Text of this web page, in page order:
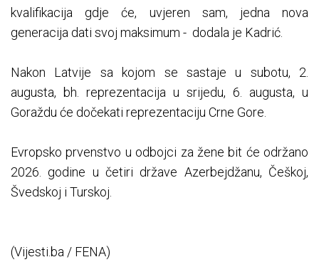
kvalifikacija gdje će, uvjeren sam, jedna nova
generacija dati svoj maksimum - dodala je Kadrić.
Nakon Latvije sa kojom se sastaje u subotu, 2.
augusta, bh. reprezentacija u srijedu, 6. augusta, u
Goraždu će dočekati reprezentaciju Crne Gore.
Evropsko prvenstvo u odbojci za žene bit će održano
2026. godine u četiri države Azerbejdžanu, Češkoj,
Švedskoj i Turskoj.
(Vijesti.ba / FENA)